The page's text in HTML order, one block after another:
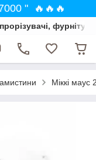
" 🔥🔥🔥
Міккі